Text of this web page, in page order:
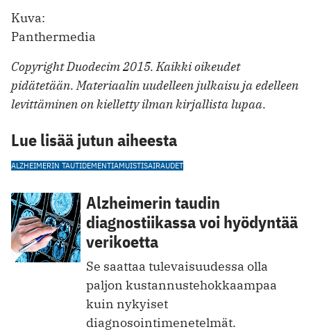
Kuva:
Panthermedia
Copyright Duodecim 2015. Kaikki oikeudet
pidätetään. Materiaalin uudelleen julkaisu ja edelleen
levittäminen on kielletty ilman kirjallista lupaa.
Lue lisää jutun aiheesta
ALZHEIMERIN TAUTIDEMENTIAMUISTISAIRAUDET
Alzheimerin taudin
diagnostiikassa voi hyödyntää
verikoetta
Se saattaa tulevaisuudessa olla
paljon kustannustehokkaampaa
kuin nykyiset
diagnosointimenetelmät.